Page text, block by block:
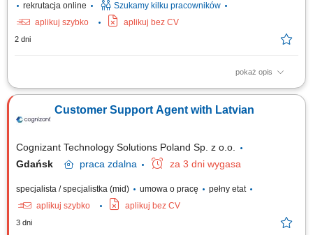
rekrutacja online
Szukamy kilku pracowników
aplikuj szybko
aplikuj bez CV
2 dni
pokaż opis
Location: Gdańsk or Warsaw, Poland Contract type: Fixed-term contract (3
responsibilities Provide premium customer care. Support customers with
product-related questions, orders, account inquiries, and general
Customer Support Agent with Latvian
Cognizant Technology Solutions Poland Sp. z o.o.
Gdańsk
praca zdalna za 3 dni wygasa
specjalista / specjalistka (mid) umowa o pracę
pełny etat
aplikuj szybko
aplikuj bez CV
3 dni